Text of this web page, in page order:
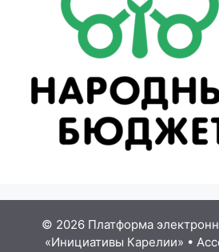
© 2026 Платформа
«Инициативы Карелии» •